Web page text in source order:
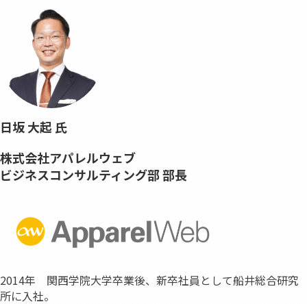
日坂 大起 氏
株式会社アパレルウェブ
ビジネスコンサルティング部 部長
2014年 関西学院大学卒業後、新卒社員として船井総合研究
所に入社。